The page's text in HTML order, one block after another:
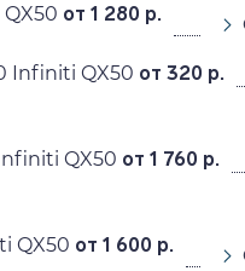
от 1 280 р.
Infiniti QX50 от 320 р.
QX50 от 1 760 р.
QX50 от 1 600 р.